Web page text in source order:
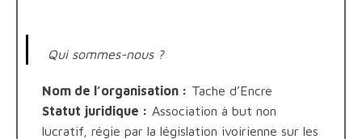
Qui sommes-nous ?
Nom de l’organisation : Tache d’Encre
Statut juridique : Association à but non
lucratif, régie par la législation ivoirienne sur les